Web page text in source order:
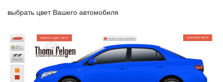
выбрать цвет Вашего автомобиля